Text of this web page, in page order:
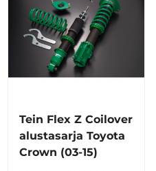
Tein Flex Z Coilover
alustasarja Toyota
Crown (03-15)